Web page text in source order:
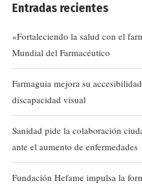
Entradas recientes
«Fortaleciendo la salud con el
Mundial del Farmacéutico
Farmaguia mejora su
discapacidad visual
Sanidad pide la colaboración
ante el aumento de enfermedades
Fundación Hefame impulsa la